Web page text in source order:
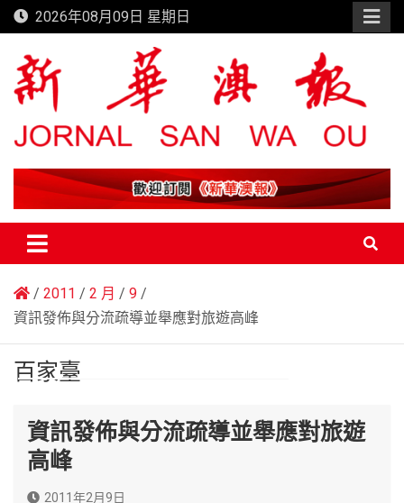
Skip
to
content
2026年08月09日 星期日
新華澳報
2011 2 月
9
資訊發佈與分流疏導並舉應對旅遊高峰
百家臺
資訊發佈與分流疏導並舉應對旅遊
高峰
2011年2月9日